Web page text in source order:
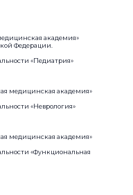
академия»
Федерации.
«Педиатрия»
медицинская академия»
«Неврология»
медицинская академия»
«Функциональная